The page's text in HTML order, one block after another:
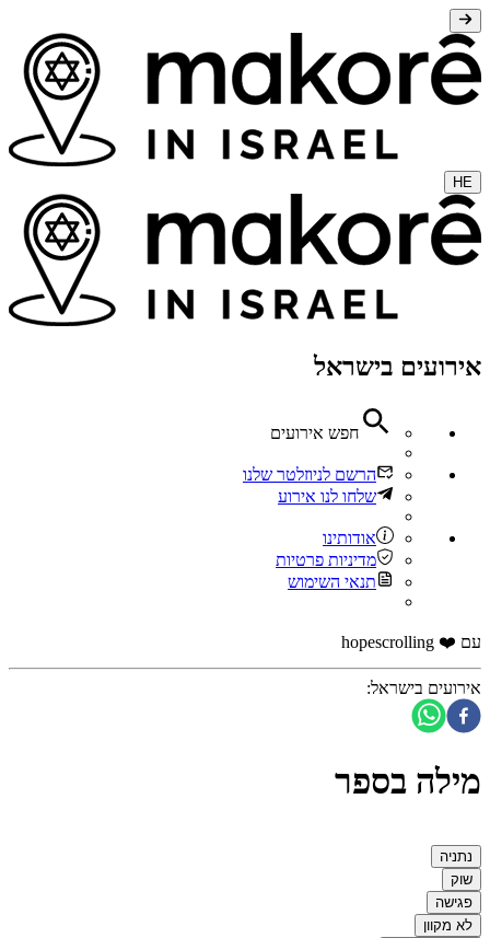
HE
אירועים בישראל
חפש אירועים
הרשם לניוזלטר שלנו
שלחו לנו אירוע
אודותינו
מדיניות פרטיות
תנאי השימוש
עם ❤️ hopescrolling
אירועים בישראל:
מילה בספר
נתניה
שוק
פגישה
לא מקוון